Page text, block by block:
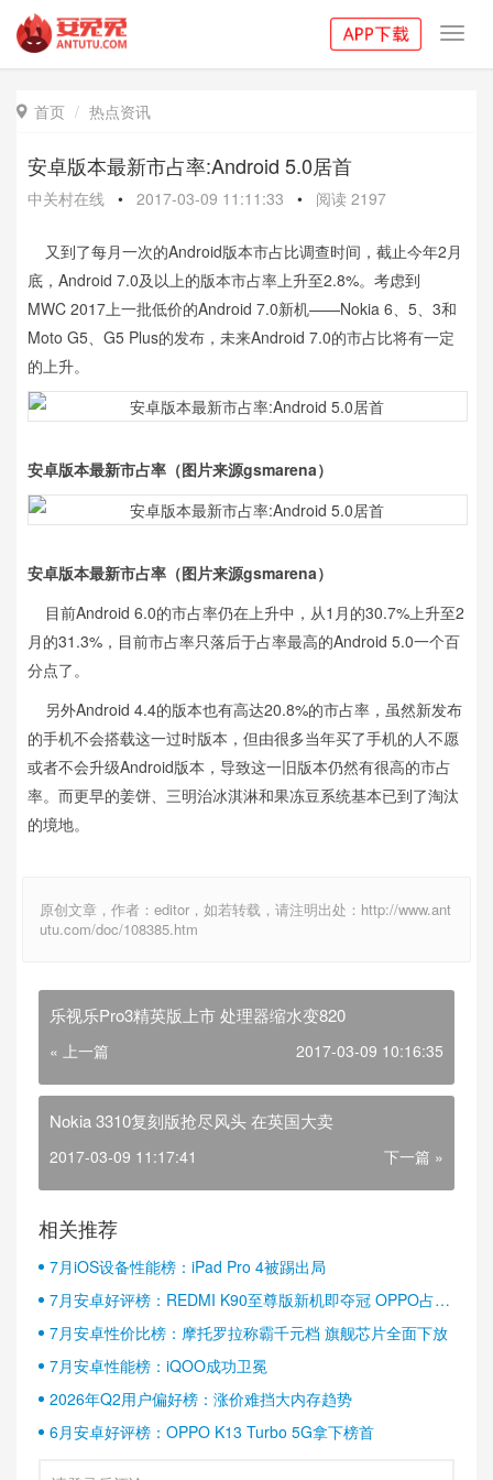
 首页 热点资讯
安卓版本最新市占率:Android 5.0居首
中关村在线 • 2017-03-09 11:11:33 • 阅读 2197
又到了每月一次的Android版本市占比调查时间，截止今年2月
底，Android 7.0及以上的版本市占率上升至2.8%。考虑到
MWC 2017上一批低价的Android 7.0新机——Nokia 6、5、3和
Moto G5、G5 Plus的发布，未来Android 7.0的市占比将有一定
的上升。
安卓版本最新市占率（图片来源gsmarena）
安卓版本最新市占率（图片来源gsmarena）
目前Android 6.0的市占率仍在上升中，从1月的30.7%上升至2
月的31.3%，目前市占率只落后于占率最高的Android 5.0一个百
分点了。
另外Android 4.4的版本也有高达20.8%的市占率，虽然新发布
的手机不会搭载这一过时版本，但由很多当年买了手机的人不愿
或者不会升级Android版本，导致这一旧版本仍然有很高的市占
率。而更早的姜饼、三明治冰淇淋和果冻豆系统基本已到了淘汰
的境地。
原创文章，作者：editor，如若转载，请注明出处：http://www.ant
utu.com/doc/108385.htm
乐视乐Pro3精英版上市 处理器缩水变820
« 上一篇 2017-03-09 10:16:35
Nokia 3310复刻版抢尽风头 在英国大卖
2017-03-09 11:17:41 下一篇 »
相关推荐
7月iOS设备性能榜：iPad Pro 4被踢出局
7月安卓好评榜：REDMI K90至尊版新机即夺冠 OPPO占据
半壁江山
7月安卓性价比榜：摩托罗拉称霸千元档 旗舰芯片全面下放
7月安卓性能榜：iQOO成功卫冕
2026年Q2用户偏好榜：涨价难挡大内存趋势
6月安卓好评榜：OPPO K13 Turbo 5G拿下榜首